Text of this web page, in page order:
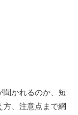
聞かれるのか、短
方、注意点まで網